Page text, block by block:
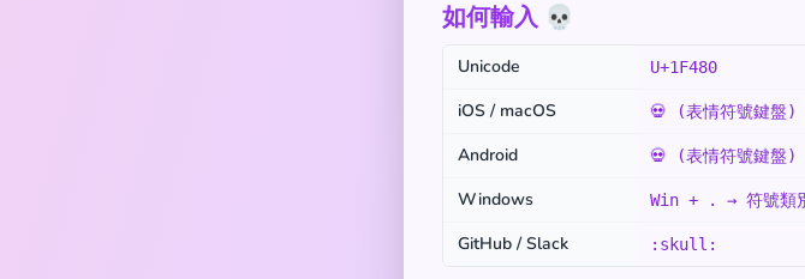
如何輸入 💀
Unicode U+1F480
iOS / macOS 💀 (表情符號鍵盤)
Android 💀 (表情符號鍵盤)
Windows Win + . → 符號類
GitHub / Slack :skull: